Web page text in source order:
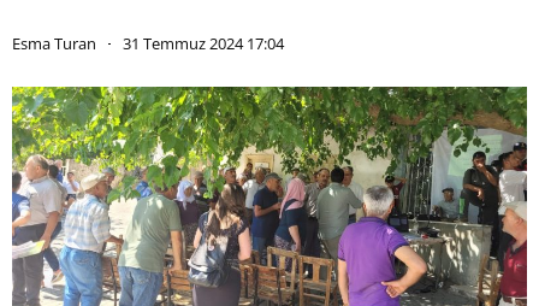
Esma Turan 31 Temmuz 2024 17:04